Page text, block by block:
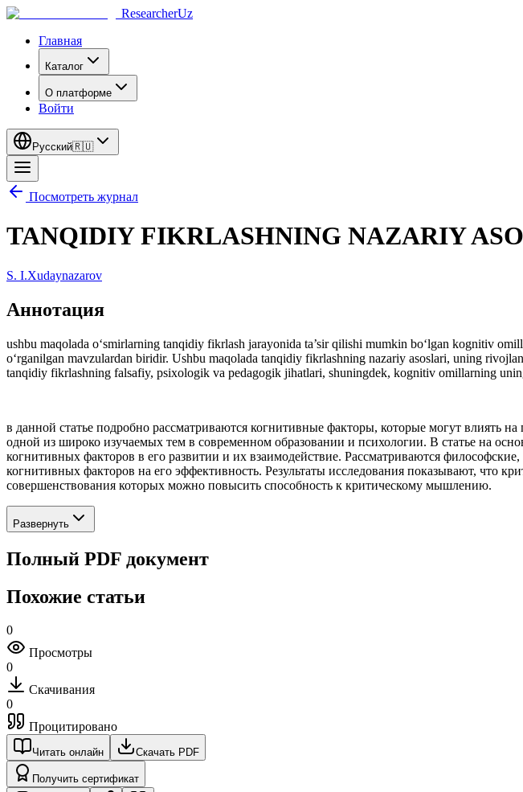
ResearcherUz
Главная
Каталог
О платформе
Войти
Русский🇷🇺
Посмотреть журнал
TANQIDIY FIKRLASHNING NAZARIY
S. I.Xudaynazarov
Аннотация
ushbu maqolada o‘smirlarning tanqidiy fikrlash jarayonida ta’sir qilishi mumkin bo‘lgan kognitiv
o‘rganilgan mavzulardan biridir. Ushbu maqolada tanqidiy fikrlashning nazariy asoslari, uning
tanqidiy fikrlashning falsafiy, psixologik va pedagogik jihatlari, shuningdek, kognitiv omillarning
в данной статье подробно рассматриваются когнитивные факторы, которые могут влиять
одной из широко изучаемых тем в современном образовании и психологии. В статье на
когнитивных факторов в его развитии и их взаимодействие. Рассматриваются
когнитивных факторов на его эффективность. Результаты исследования показывают, что
совершенствования которых можно повысить способность к критическому мышлению.
Развернуть
Полный PDF документ
Похожие статьи
0
Просмотры
0
Скачивания
0
Процитировано
Читать онлайн Скачать PDF
Получить сертификат